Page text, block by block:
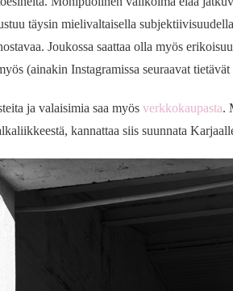
täysin mielivaltaisella
Joukossa saattaa olla myös
(ainakin Instagramissa seuraavat
ja valaisimia saa myös verkkokaupasta.
kannattaa siis suunnata